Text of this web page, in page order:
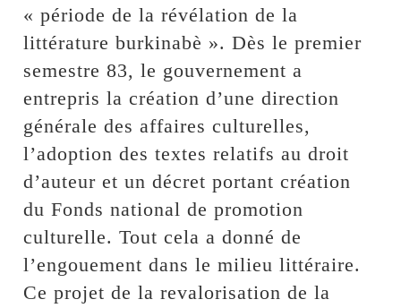
« période de la révélation de la
littérature burkinabè ». Dès le premier
semestre 83, le gouvernement a
entrepris la création d’une direction
générale des affaires culturelles,
l’adoption des textes relatifs au droit
d’auteur et un décret portant création
du Fonds national de promotion
culturelle. Tout cela a donné de
l’engouement dans le milieu littéraire.
Ce projet de la revalorisation de la